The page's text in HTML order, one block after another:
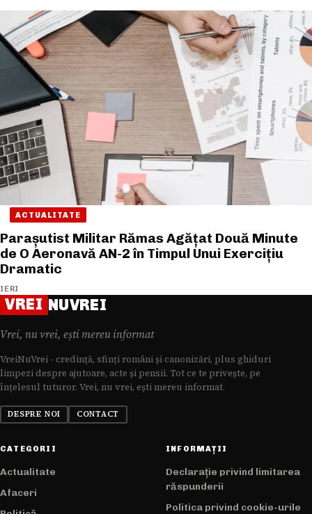
ACTUALITATE
Parașutist Militar Rămas Agățat Două Minute
de O Aeronavă AN-2 în Timpul Unui Exercițiu
Dramatic
IERI
VREI NUVREI
Vrei, nu vrei, ești mereu informat
VreiNuVrei - credință, sfinți români și canonizări, plus ghiduri
limpezi despre ajutoare, acte și pensii. Tot ce te privește, pe
înțelesul tuturor. Vrei, nu vrei, ești mereu informat.
DESPRE NOI CONTACT
CATEGORII
Actualitate
Afaceri
INFORMAȚII
Declarație privind limitarea
răspunderii
Politica privind cookie-urile